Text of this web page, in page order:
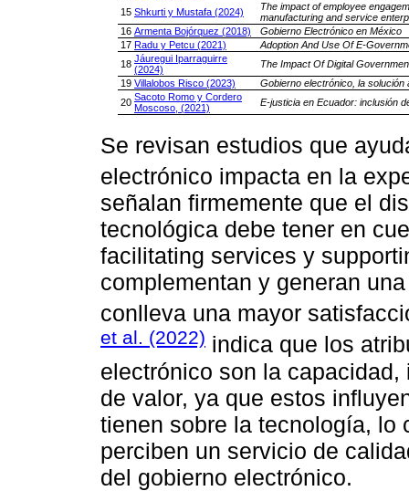
15 Shkurti y Mustafa (2024)
The impact of employee
manufacturing and service
16 Armenta Bojórquez (2018)
Gobierno Electrónico en México
17 Radu y Petcu (2021)
Adoption And Use Of E-
18 Jáuregui Iparraguirre
(2024)
The Impact Of Digital
19 Villalobos Risco (2023)
Gobierno electrónico, la
20 Sacoto Romo y Cordero
Moscoso, (2021)
E-justicia en Ecuador: inclusión
Se revisan estudios que
electrónico impacta en la
señalan firmemente que el
tecnológica debe tener en
facilitating services y
complementan y generan
conlleva una mayor
et al. (2022) indica que los
electrónico son la
de valor, ya que estos
tienen sobre la tecnología, lo
perciben un servicio de
del gobierno electrónico.